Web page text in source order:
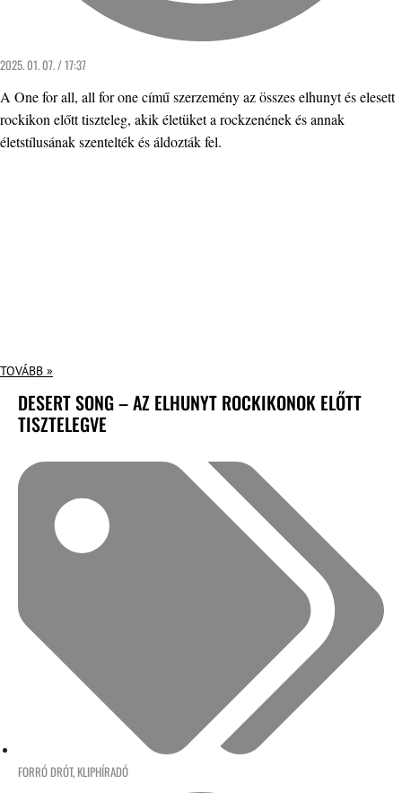
2025. 01. 07. / 17:37
A One for all, all for one című szerzemény az összes elhunyt és elesett
rockikon előtt tiszteleg, akik életüket a rockzenének és annak
életstílusának szentelték és áldozták fel.
TOVÁBB »
DESERT SONG – AZ ELHUNYT ROCKIKONOK ELŐTT
TISZTELEGVE
FORRÓ DRÓT, KLIPHÍRADÓ